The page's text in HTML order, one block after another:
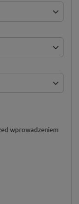
wprowadzeniem